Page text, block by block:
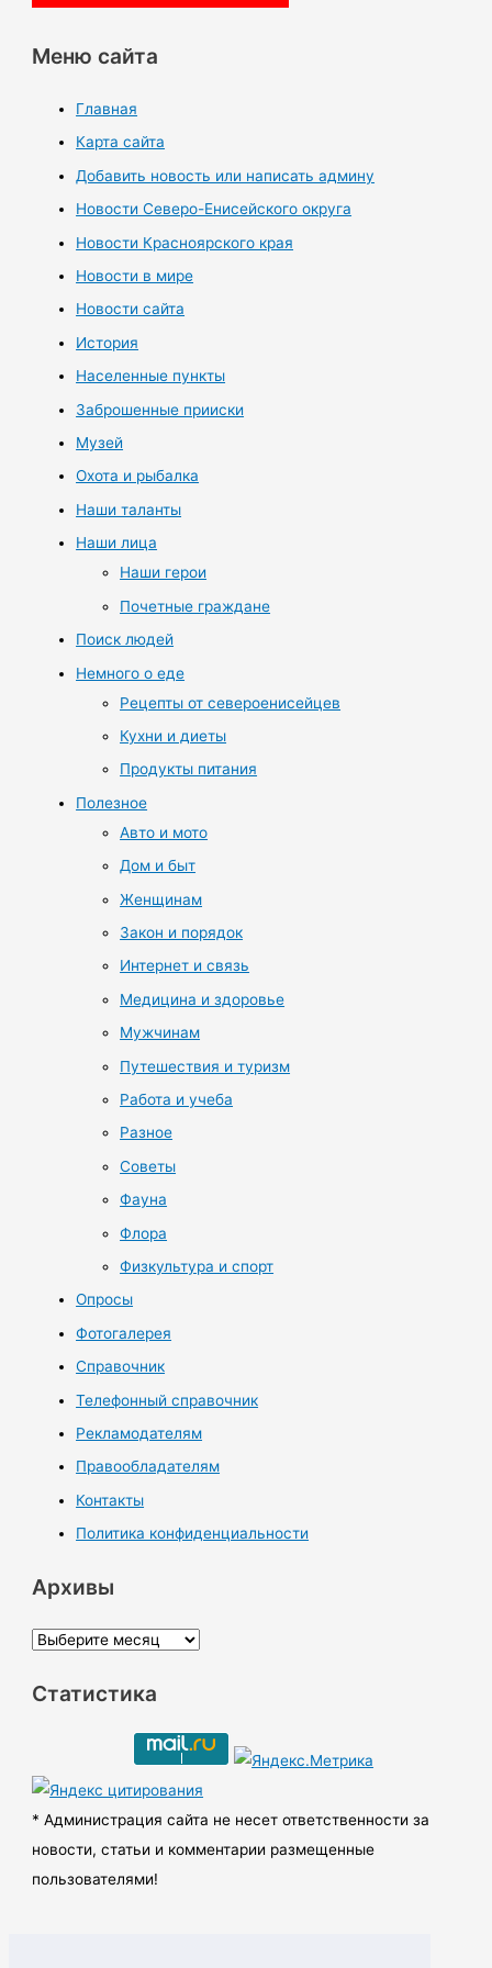
Меню сайта
Главная
Карта сайта
Добавить новость или написать админу
Новости Северо-Енисейского округа
Новости Красноярского края
Новости в мире
Новости сайта
История
Населенные пункты
Заброшенные прииски
Музей
Охота и рыбалка
Наши таланты
Наши лица
Наши герои
Почетные граждане
Поиск людей
Немного о еде
Рецепты от североенисейцев
Кухни и диеты
Продукты питания
Полезное
Авто и мото
Дом и быт
Женщинам
Закон и порядок
Интернет и связь
Медицина и здоровье
Мужчинам
Путешествия и туризм
Работа и учеба
Разное
Советы
Фауна
Флора
Физкультура и спорт
Опросы
Фотогалерея
Справочник
Телефонный справочник
Рекламодателям
Правообладателям
Контакты
Политика конфиденциальности
Архивы
А
х
ы
Статистика
* Администрация сайта не несет ответственности за
новости, статьи и комментарии размещенные
пользователями!